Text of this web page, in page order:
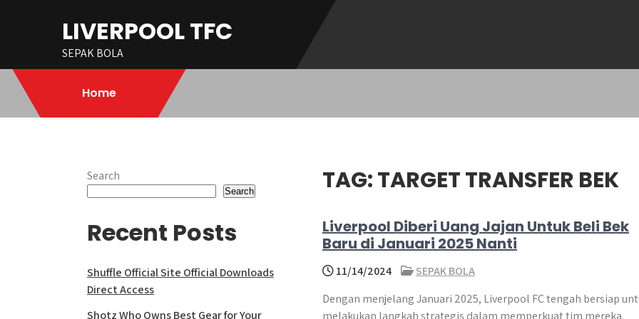
LIVERPOOL TFC
SEPAK BOLA
Home
TAG:TARGET TRANSFER BEK
Liverpool Diberi Uang Jajan Untuk Beli Bek
Baru di Januari 2025 Nanti
11/14/2024
SEPAK BOLA
Dengan menjelang Januari 2025, Liverpool FC tengah bersiap
melakukan langkah strategis dalam memperkuat tim mereka.
Search
Search
Recent Posts
Shuffle Official Site Official Downloads
Direct Access
Shotz Who Owns Best Gear for Your